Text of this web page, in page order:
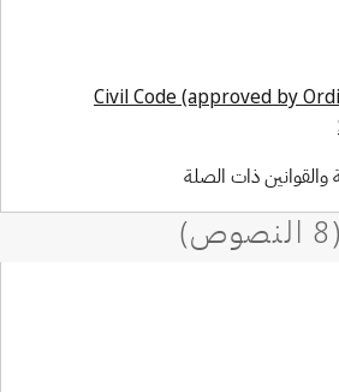
Civil Code (approved by
ذات الصلة